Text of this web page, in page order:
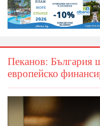
Пеканов: България
европейско